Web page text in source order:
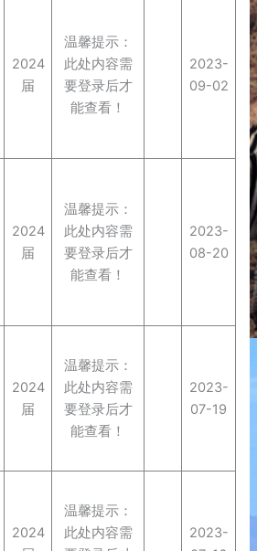
2024
届
温馨提示：
此处内容需
要登录后才
能查看！
2023-
09-02
2024
届
温馨提示：
此处内容需
要登录后才
能查看！
2023-
08-20
2024
届
温馨提示：
此处内容需
要登录后才
能查看！
2023-
07-19
2024
温馨提示：
此处内容需
2023-